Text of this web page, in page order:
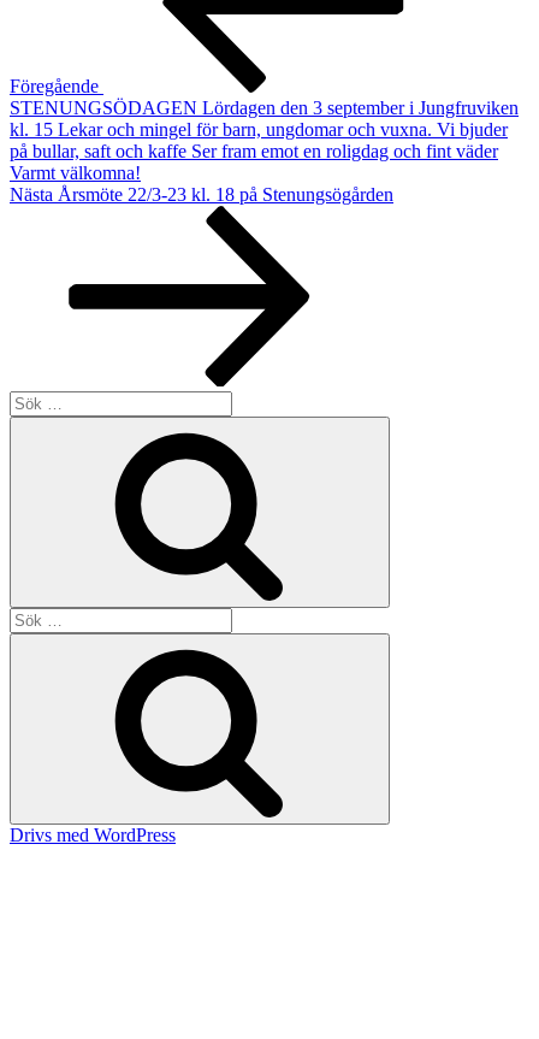
Föregående
STENUNGSÖDAGEN Lördagen den 3 september i Jungfruviken
kl. 15 Lekar och mingel för barn, ungdomar och vuxna. Vi bjuder
på bullar, saft och kaffe Ser fram emot en roligdag och fint väder
Varmt välkomna!
Nästa
Nästa Årsmöte 22/3-23 kl. 18 på Stenungsögården
Sök
efter:
Sök
efter:
Drivs med WordPress